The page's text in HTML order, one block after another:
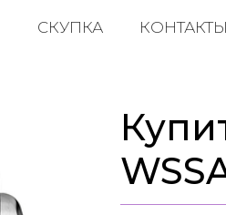
СКУПКА КОНТАКТЫ